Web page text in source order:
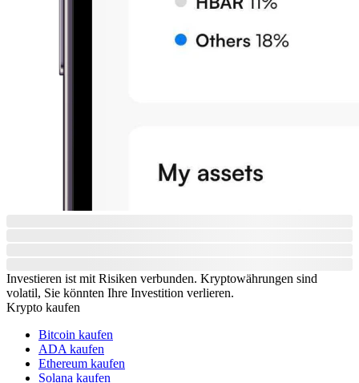
Investieren ist mit Risiken verbunden. Kryptowährungen sind
volatil, Sie könnten Ihre Investition verlieren.
Krypto kaufen
Bitcoin kaufen
ADA kaufen
Ethereum kaufen
Solana kaufen